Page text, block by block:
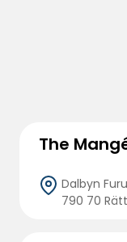
The
Dalbyn
790 70